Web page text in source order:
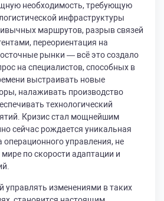
необходимость, требующую
инфраструктуры
маршрутов, разрыв связей
переориентация на
рынки — всё это создало
на специалистов, способных в
выстраивать новые
налаживать производство
технологический
Кризис стал мощнейшим
сейчас рождается уникальная
операционного управления, не
по скорости адаптации и
управлять изменениями в таких